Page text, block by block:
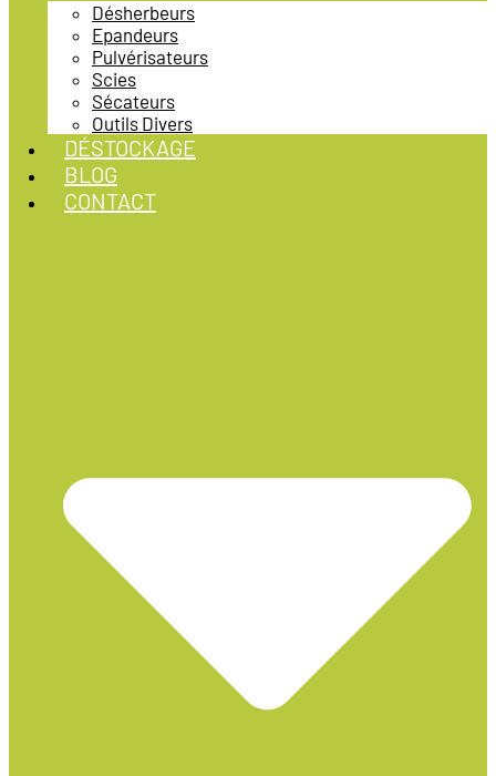
Désherbeurs
Epandeurs
Pulvérisateurs
Scies
Sécateurs
Outils Divers
DÉSTOCKAGE
BLOG
CONTACT